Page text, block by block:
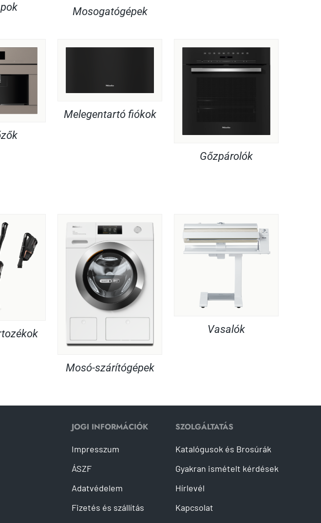
Mosogatógépek
Melegentartó fiókok
Gőzpárolók
Mosó-szárítógépek
Vasalók
JOGI INFORMÁCIÓK
Impresszum
ÁSZF
Adatvédelem
Fizetés és szállítás
SZOLGÁLTATÁS
Katalógusok és Brosúrák
Gyakran ismételt kérdések
Hírlevél
Kapcsolat